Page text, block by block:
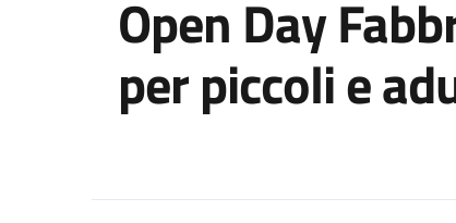
Open Day
per piccoli e